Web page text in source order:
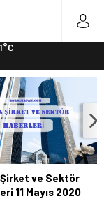
Stratejileri
ve Sektör
11 Mayıs 2020